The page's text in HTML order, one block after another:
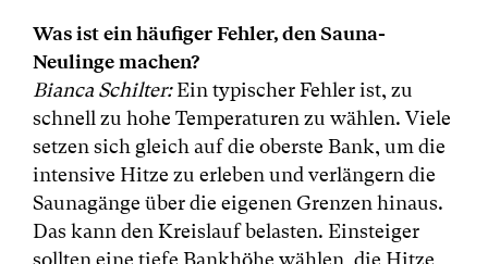
Was ist ein häufiger Fehler, den Sauna-
Neulinge machen?
Bianca Schilter:Ein typischer Fehler ist, zu
schnell zu hohe Temperaturen zu wählen. Viele
setzen sich gleich auf die oberste Bank, um die
intensive Hitze zu erleben und verlängern die
Saunagänge über die eigenen Grenzen hinaus.
Das kann den Kreislauf belasten. Einsteiger
sollten eine tiefe Bankhöhe wählen, die Hitze